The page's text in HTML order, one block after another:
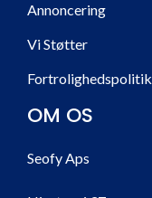
Annoncering
Vi Støtter
Fortrolighedspolitik
OM OS
Seofy Aps